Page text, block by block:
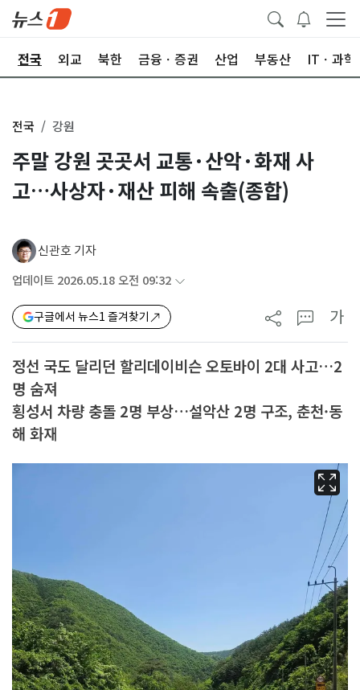
전국 외교 북한 금융ㆍ증권 산업 부동산 ITㆍ과학
전국 강원
주말 강원 곳곳서 교통·산악·화재 사
고…사상자·재산 피해 속출(종합)
신관호 기자
업데이트 2026.05.18 오전 09:32
구글에서 뉴스1 즐겨찾기 가
정선 국도 달리던 할리데이비슨 오토바이 2대 사고…2
명 숨져
횡성서 차량 충돌 2명 부상…설악산 2명 구조, 춘천·동
해 화재